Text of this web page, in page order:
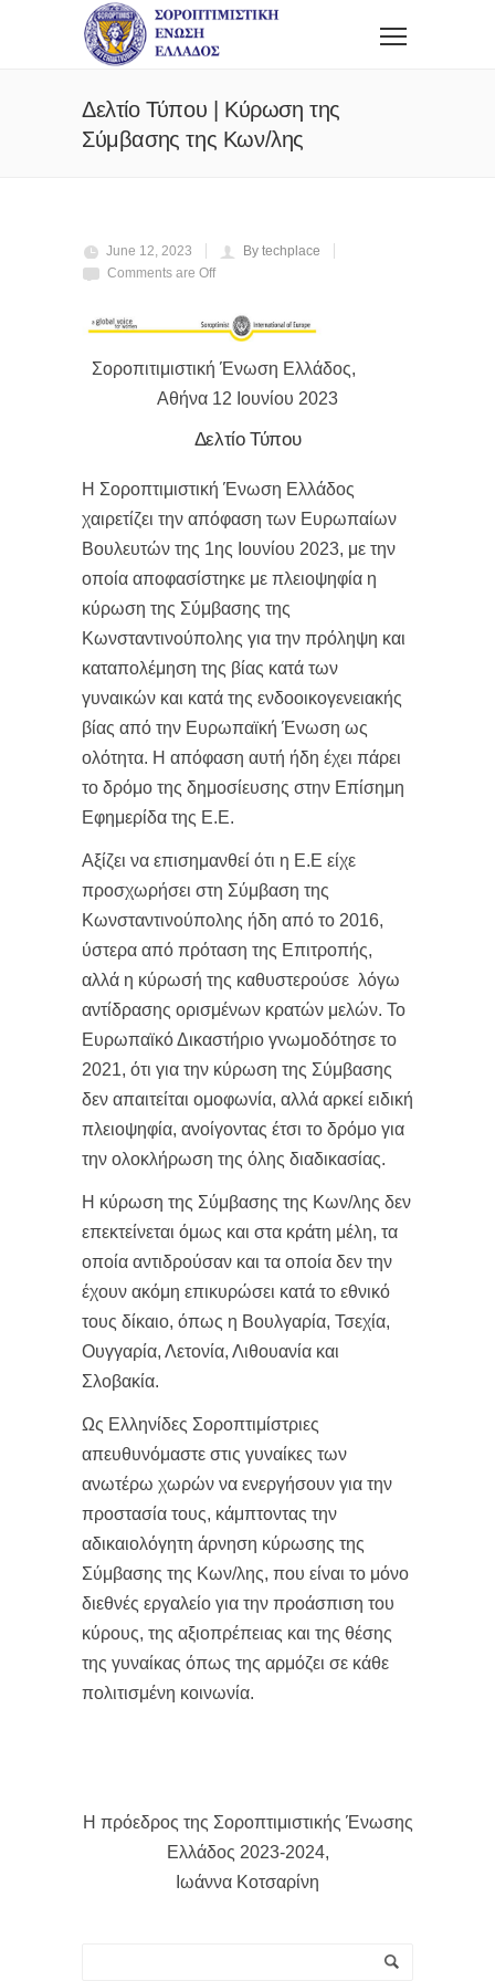
Δελτίο Τύπου | Κύρωση της
Σύμβασης της Κων/λης
June 12, 2023
By techplace
Comments are Off
Σοροπιτιμιστική Ένωση Ελλάδος,
Αθήνα 12 Ιουνίου 2023
Δελτίο Τύπου
Η Σοροπτιμιστική Ένωση Ελλάδος
χαιρετίζει την απόφαση των Ευρωπαίων
Βουλευτών της 1ης Ιουνίου 2023, με την
οποία αποφασίστηκε με πλειοψηφία η
κύρωση της Σύμβασης της
Κωνσταντινούπολης για την πρόληψη και
καταπολέμηση της βίας κατά των
γυναικών και κατά της ενδοοικογενειακής
βίας από την Ευρωπαϊκή Ένωση ως
ολότητα. Η απόφαση αυτή ήδη έχει πάρει
το δρόμο της δημοσίευσης στην Επίσημη
Εφημερίδα της Ε.Ε.
Αξίζει να επισημανθεί ότι η Ε.Ε είχε
προσχωρήσει στη Σύμβαση της
Κωνσταντινούπολης ήδη από το 2016,
ύστερα από πρόταση της Επιτροπής,
αλλά η κύρωσή της καθυστερούσε λόγω
αντίδρασης ορισμένων κρατών μελών. Το
Ευρωπαϊκό Δικαστήριο γνωμοδότησε το
2021, ότι για την κύρωση της Σύμβασης
δεν απαιτείται ομοφωνία, αλλά αρκεί ειδική
πλειοψηφία, ανοίγοντας έτσι το δρόμο για
την ολοκλήρωση της όλης διαδικασίας.
Η κύρωση της Σύμβασης της Κων/λης δεν
επεκτείνεται όμως και στα κράτη μέλη, τα
οποία αντιδρούσαν και τα οποία δεν την
έχουν ακόμη επικυρώσει κατά το εθνικό
τους δίκαιο, όπως η Βουλγαρία, Τσεχία,
Ουγγαρία, Λετονία, Λιθουανία και
Σλοβακία.
Ως Ελληνίδες Σοροπτιμίστριες
απευθυνόμαστε στις γυναίκες των
ανωτέρω χωρών να ενεργήσουν για την
προστασία τους, κάμπτοντας την
αδικαιολόγητη άρνηση κύρωσης της
Σύμβασης της Κων/λης, που είναι το μόνο
διεθνές εργαλείο για την προάσπιση του
κύρους, της αξιοπρέπειας και της θέσης
της γυναίκας όπως της αρμόζει σε κάθε
πολιτισμένη κοινωνία.
Η πρόεδρος της Σοροπτιμιστικής Ένωσης
Ελλάδος 2023-2024,
Ιωάννα Κοτσαρίνη